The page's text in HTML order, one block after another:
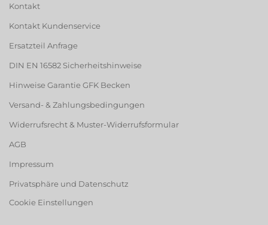
Kontakt
Kontakt Kundenservice
Ersatzteil Anfrage
DIN EN 16582 Sicherheitshinweise
Hinweise Garantie GFK Becken
Versand- & Zahlungsbedingungen
Widerrufsrecht & Muster-Widerrufsformular
AGB
Impressum
Privatsphäre und Datenschutz
Cookie Einstellungen